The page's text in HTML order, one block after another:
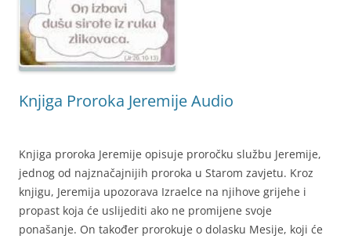
Knjiga Proroka Jeremije Audio
Knjiga proroka Jeremije opisuje proročku službu Jeremije,
jednog od najznačajnijih proroka u Starom zavjetu. Kroz
knjigu, Jeremija upozorava Izraelce na njihove grijehe i
propast koja će uslijediti ako ne promijene svoje
ponašanje. On također prorokuje o dolasku Mesije, koji će